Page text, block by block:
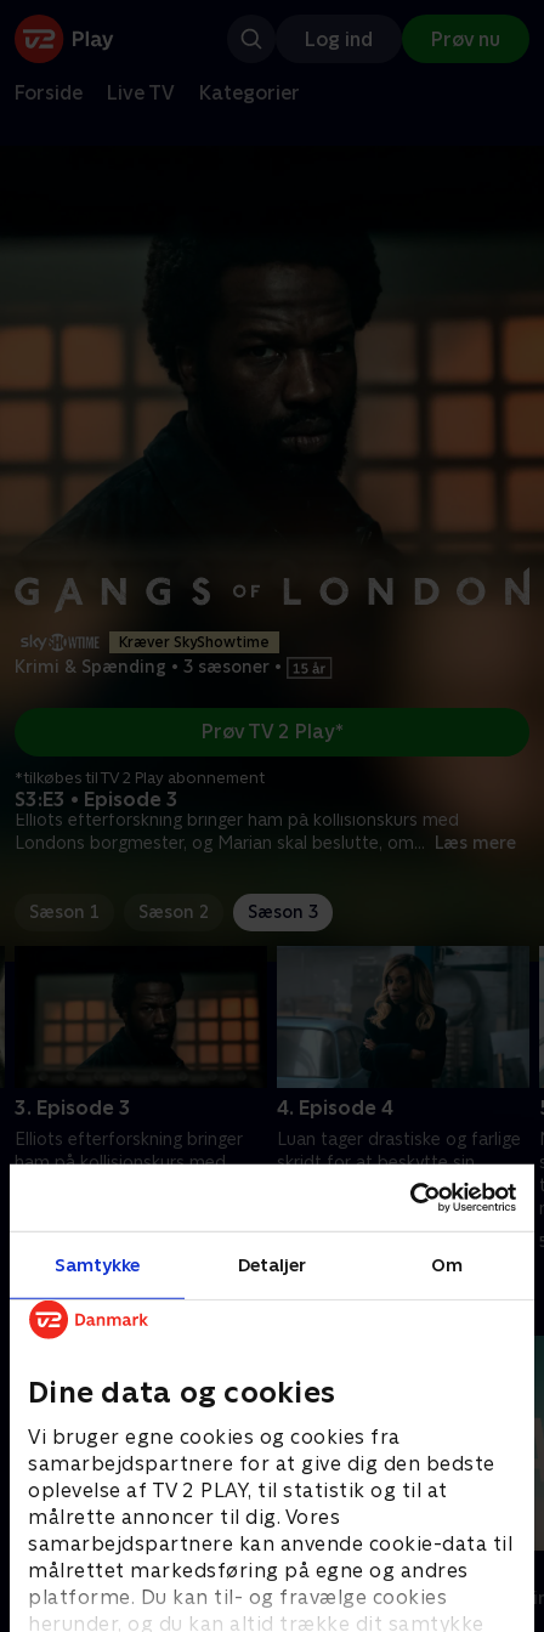
Samtykke Detaljer Om
Dine data og cookies
Vi bruger egne cookies og cookies fra
samarbejdspartnere for at give dig den bedste
oplevelse af TV 2 PLAY, til statistik og til at
målrette annoncer til dig. Vores
samarbejdspartnere kan anvende cookie-data til
målrettet markedsføring på egne og andres
platforme. Du kan til- og fravælge cookies
herunder, og du kan altid trække dit samtykke
Log ind Prøv nu
Forside Live TV Kategorier
Kræver SkyShowtime
Krimi & Spænding • 3 sæsoner •
S3:E3 • Episode 3
Elliots efterforskning bringer ham på kollisionskurs med
Londons borgmester, og Marian skal beslutte, om... Læs mere
Prøv TV 2 Play*
*tilkøbes til TV 2 Play abonnement
Sæson 1 Sæson 2 Sæson 3
3. Episode 3
Elliots efterforskning bringer
ham på kollisionskurs med
genforenes med sin familie
4. Episode 4
Luan tager drastiske og farlige
skridt for at beskytte sin
familie, og Elliot afdækker en
ny del af mysteriet om piggene
Andre så også
Top Dog
Krimi & Spænding • 1 sæsoner
The Au Pair
Krimi &